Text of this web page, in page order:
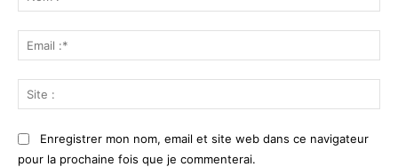
:*
:*
:
Enregistrer mon nom, email et site web dans ce navigateur
pour la prochaine fois que je commenterai.